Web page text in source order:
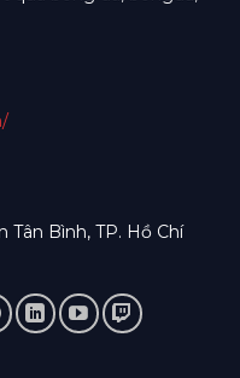
Tân Bình, TP. Hồ Chí